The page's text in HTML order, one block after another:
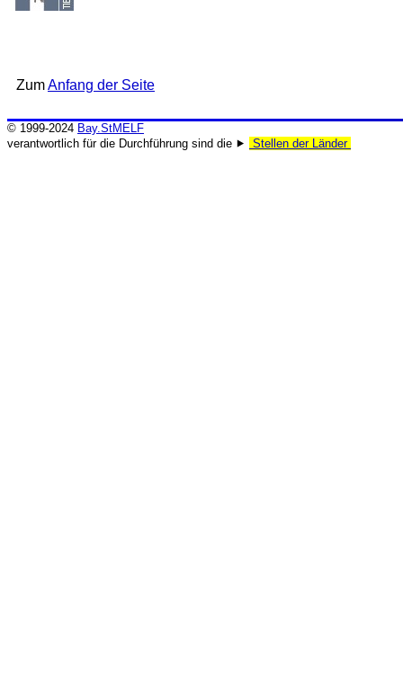
ZumAnfang der Seite
© 1999-2024 Bay.StMELF
verantwortlich für die Durchführung sind die ⯈
Stellen der Länder